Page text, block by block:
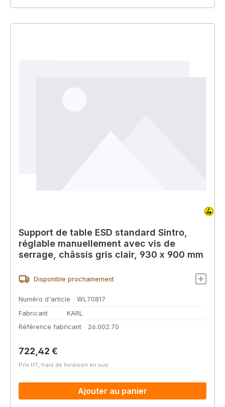
Support de table ESD standard Sintro,
réglable manuellement avec vis de
serrage, châssis gris clair, 930 x 900 mm
Disponible prochainement
Numéro d'article
WL70817
Fabricant
KARL
Référence fabricant
26.002.70
Prix régulier :
722,42 €
Prix HT, frais de livraison en sus
Ajouter au panier